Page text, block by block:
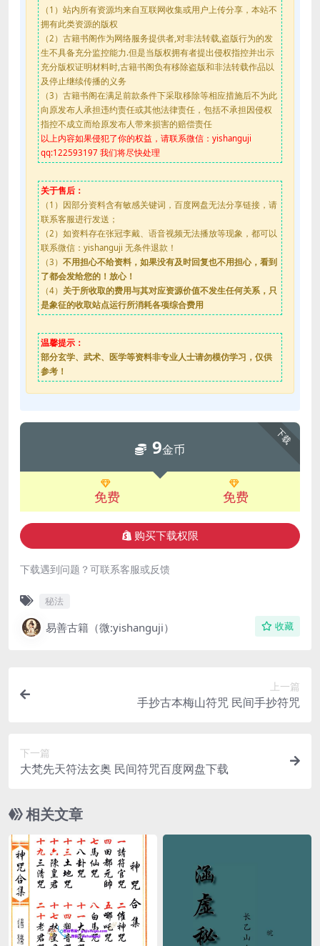
（1）站内所有资源均来自互联网收集或用户上传分享，本站不
拥有此类资源的版权
（2）古籍书阁作为网络服务提供者,对非法转载,盗版行为的发
生不具备充分监控能力.但是当版权拥有者提出侵权指控并出示
充分版权证明材料时,古籍书阁负有移除盗版和非法转载作品以
及停止继续传播的义务
（3）古籍书阁在满足前款条件下采取移除等相应措施后不为此
向原发布人承担违约责任或其他法律责任，包括不承担因侵权
指控不成立而给原发布人带来损害的赔偿责任
以上内容如果侵犯了你的权益，请联系微信：yishanguji
qq:122593197 我们将尽快处理
关于售后：
（1）因部分资料含有敏感关键词，百度网盘无法分享链接，请
联系客服进行发送；
（2）如资料存在张冠李戴、语音视频无法播放等现象，都可以
联系微信：yishanguji 无条件退款！
（3） 不用担心不给资料，如果没有及时回复也不用担心，看到
了都会发给您的！放心！
（4） 关于所收取的费用与其对应资源价值不发生任何关系，只
是象征的收取站点运行所消耗各项综合费用
温馨提示：
部分玄学、武术、医学等资料非专业人士请勿模仿学习，仅供
参考！
下载
9金币
免费 免费
购买下载权限
下载遇到问题？可联系客服或反馈
秘法
易善古籍（微:yishanguji） 收藏
上一篇
手抄古本梅山符咒 民间手抄符咒
下一篇
大梵先天符法玄奥 民间符咒百度网盘下载
相关文章